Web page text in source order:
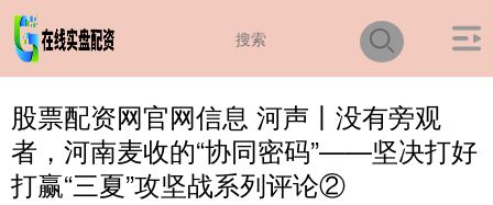
股票配资网官网信息 河声丨没有旁观
者，河南麦收的“协同密码”——坚决打好
打赢“三夏”攻坚战系列评论②